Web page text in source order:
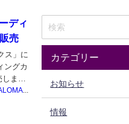
ディ
売
ス」に
ングカ
ま
え！北
カテゴリー
お知らせ
情報